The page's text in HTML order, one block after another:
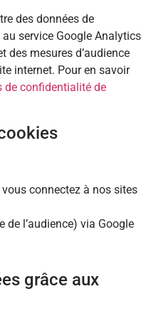
des données de
service Google Analytics
des mesures d’audience
internet. Pour en savoir
de confidentialité de
connectez à nos sites
l’audience) via Google
grâce aux